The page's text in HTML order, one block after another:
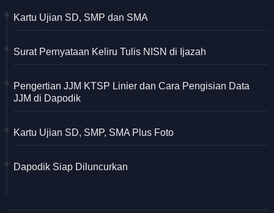
Kartu Ujian SD, SMP dan SMA
Surat Pernyataan Keliru Tulis NISN di Ijazah
Pengertian JJM KTSP Linier dan Cara Pengisian Data
JJM di Dapodik
Kartu Ujian SD, SMP, SMA Plus Foto
Dapodik Siap Diluncurkan